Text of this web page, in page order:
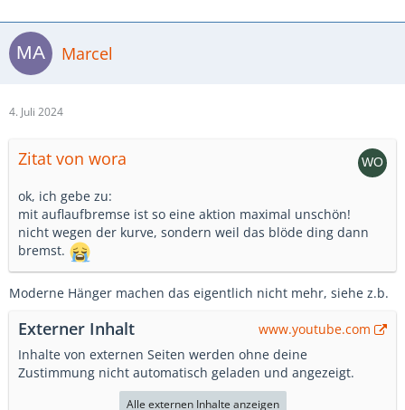
Marcel
4. Juli 2024
Zitat von wora
ok, ich gebe zu:
mit auflaufbremse ist so eine aktion maximal unschön!
nicht wegen der kurve, sondern weil das blöde ding dann
bremst.
Moderne Hänger machen das eigentlich nicht mehr, siehe z.b.
Externer Inhalt
www.youtube.com
Inhalte von externen Seiten werden ohne deine
Zustimmung nicht automatisch geladen und angezeigt.
Alle externen Inhalte anzeigen